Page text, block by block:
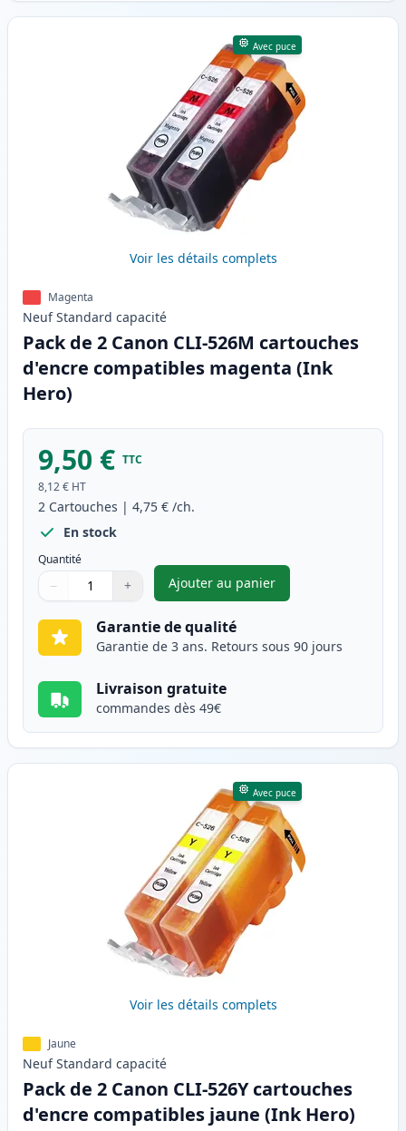
Avec puce
Voir les détails complets
Magenta
Neuf Standard capacité
Pack de 2 Canon CLI-526M cartouches
d'encre compatibles magenta (Ink
Hero)
9,50 € TTC
8,12 € HT
2 Cartouches | 4,75 € /ch.
En stock
Quantité
Quantité
Utilisez les boutons pour ajuster
− +
Quantité
Ajouter au panier
,Pack de 2 Canon CLI-526M
Garantie de qualité
Garantie de 3 ans. Retours sous 90 jours
Livraison gratuite
commandes dès 49€
Avec puce
Voir les détails complets
Jaune
Neuf Standard capacité
Pack de 2 Canon CLI-526Y cartouches
d'encre compatibles jaune (Ink Hero)